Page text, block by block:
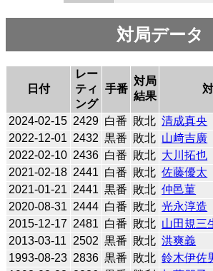
対局データ
日付
レー
ティ
ング
手番
対局
結果
2024-02-15 2429 白番 敗北 清成真央
2022-12-01 2432 黒番 敗北 山﨑吉廣
2022-02-10 2436 白番 敗北 大川拓也
2021-02-18 2441 白番 敗北 佐藤優太
2021-01-21 2441 黒番 敗北 仲邑菫
2020-08-31 2444 白番 敗北 光永淳造
2015-12-17 2481 白番 敗北 山田規三
2013-03-11
2502 黒番 敗北 洪爽義
1993-08-23 2836 黒番 敗北 鈴木伊佐